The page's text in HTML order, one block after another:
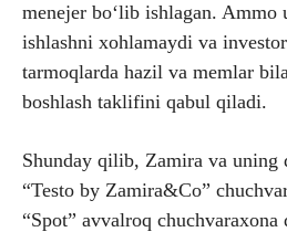
menejer bo‘lib ishlagan. Ammo
ishlashni xohlamaydi va
tarmoqlarda hazil va memlar
boshlash taklifini qabul qiladi.
Shunday qilib, Zamira va uning
“Testo by Zamira&Co”
“Spot” avvalroq